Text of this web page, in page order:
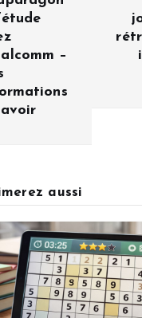
–
aussi